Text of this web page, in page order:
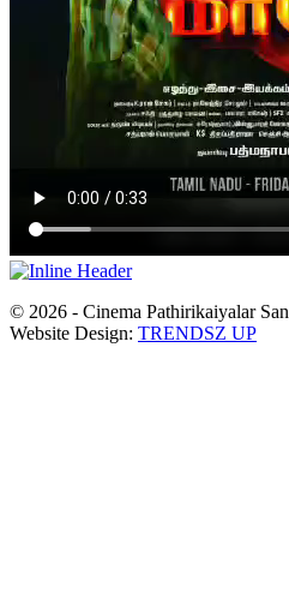
© 2026 - Cinema Pathirikaiyalar
Website Design: TRENDSZ UP